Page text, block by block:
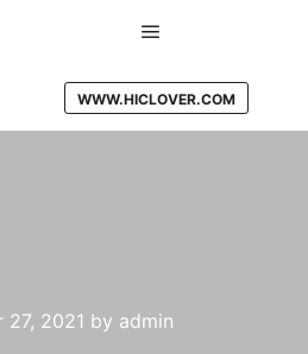
WWW.HICLOVER.COM
27, 2021 by admin